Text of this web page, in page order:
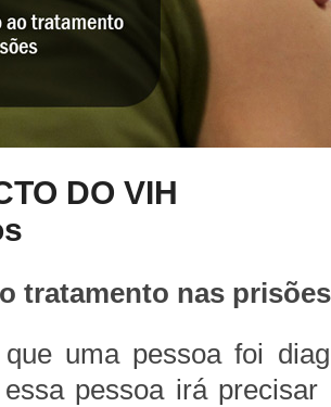
DO VIH
tratamento nas prisões
uma pessoa foi
pessoa irá